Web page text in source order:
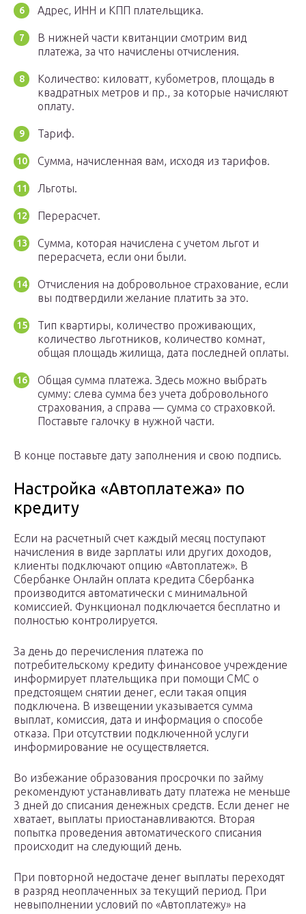
Адрес, ИНН и КПП плательщика.
В нижней части квитанции смотрим вид
платежа, за что начислены отчисления.
Количество: киловатт, кубометров, площадь в
квадратных метров и пр., за которые начисляют
оплату.
Тариф.
Сумма, начисленная вам, исходя из тарифов.
Льготы.
Перерасчет.
Сумма, которая начислена с учетом льгот и
перерасчета, если они были.
Отчисления на добровольное страхование, если
вы подтвердили желание платить за это.
Тип квартиры, количество проживающих,
количество льготников, количество комнат,
общая площадь жилища, дата последней оплаты.
Общая сумма платежа. Здесь можно выбрать
сумму: слева сумма без учета добровольного
страхования, а справа — сумма со страховкой.
Поставьте галочку в нужной части.
В конце поставьте дату заполнения и свою подпись.
Настройка «Автоплатежа» по
кредиту
Если на расчетный счет каждый месяц поступают
начисления в виде зарплаты или других доходов,
клиенты подключают опцию «Автоплатеж». В
Сбербанке Онлайн оплата кредита Сбербанка
производится автоматически с минимальной
комиссией. Функционал подключается бесплатно и
полностью контролируется.
За день до перечисления платежа по
потребительскому кредиту финансовое учреждение
информирует плательщика при помощи СМС о
предстоящем снятии денег, если такая опция
подключена. В извещении указывается сумма
выплат, комиссия, дата и информация о способе
отказа. При отсутствии подключенной услуги
информирование не осуществляется.
Во избежание образования просрочки по займу
рекомендуют устанавливать дату платежа не меньше
3 дней до списания денежных средств. Если денег не
хватает, выплаты приостанавливаются. Вторая
попытка проведения автоматического списания
происходит на следующий день.
При повторной недостаче денег выплаты переходят
в разряд неоплаченных за текущий период. При
невыполнении условий по «Автоплатежу» на